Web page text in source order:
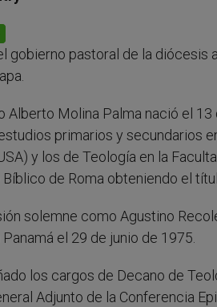
b
o
k
gobierno pastoral de la diócesis
Alberto Molina Palma nació el
primarios y secundarios
y los de Teología en la
de Roma obteniendo el
solemne como Agustino
el 29 de junio de 1975.
los cargos de Decano de
Adjunto de la Conferencia